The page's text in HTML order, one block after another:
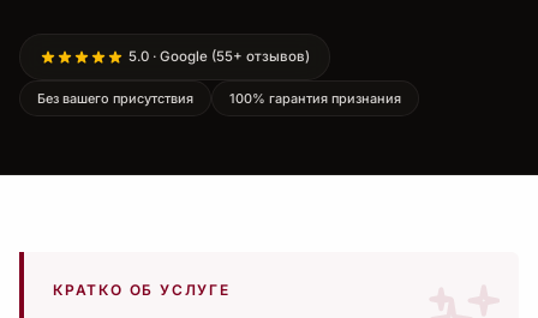
5.0 · Google (55+ отзывов)
Без вашего присутствия 100% гарантия признания
КРАТКО ОБ УСЛУГЕ